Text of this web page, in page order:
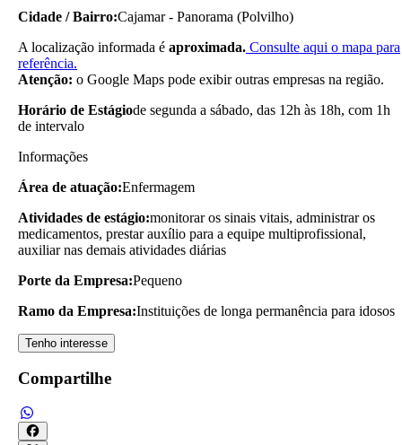
Cidade / Bairro:Cajamar - Panorama (Polvilho)
A localização informada é aproximada. Consulte aqui o mapa para
referência.
Atenção: o Google Maps pode exibir outras empresas na região.
Horário de Estágiode segunda a sábado, das 12h às 18h, com 1h
de intervalo
Informações
Área de atuação:Enfermagem
Atividades de estágio:monitorar os sinais vitais, administrar os
medicamentos, prestar auxílio para a equipe multiprofissional,
auxiliar nas demais atividades diárias
Porte da Empresa:Pequeno
Ramo da Empresa:Instituições de longa permanência para idosos
Tenho interesse
Compartilhe